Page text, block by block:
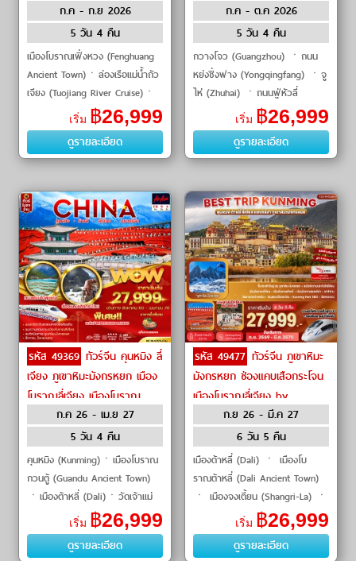
ก.ค - ก.ย 2026
5 วัน 4 คืน
เมืองโบราณเฟิ่งหวง (Fenghuang
Ancient Town)ㆍล่องเรือแม่น้ำถัว
เจียง (Tuojiang River Cruise)ㆍ
เทียนเหมินซาน (Tianmen
Mountain)ㆍภูเขาฮัลเลลูย่าห์ หุบเ
เริ่ม ฿26,999
ดูรายละเอียด
ก.ค - ต.ค 2026
5 วัน 4 คืน
กวางโจว (Guangzhou) ㆍถนน
หย่งชิ่งฟาง (Yongqingfang) ㆍจู
ไห่ (Zhuhai) ㆍถนนฟู่หัวลี่
(Fuhuali) ㆍChimelong Ocean
Kingdom ㆍChimelong
Spaceship ㆍโรงละครจูไห่
(Zhuhai Grand Theater) ㆍ
เริ่ม ฿26,999
ดูรายละเอียด
รหัส 49369 ทัวร์จีน คุนหมิง ลี่
เจียง ภูเขาหิมะมังกรหยก เมือง
โบราณลี่เจียง เมืองโบราณ
แชงกรีล่า หุบเขา by Air Asia
ก.ค 26 - เม.ย 27
5 วัน 4 คืน
คุนหมิง (Kunming)ㆍเมืองโบราณ
กวนตู้ (Guandu Ancient Town)
ㆍเมืองต้าหลี่ (Dali)ㆍวัดเจ้าแม่
กวนอิม (Guanyin Temple)ㆍ
เมืองโบราณต้าหลี่ (Dali Ancient
Town)ㆍเ�
เริ่ม ฿26,999
ดูรายละเอียด
รหัส 49477 ทัวร์จีน ภูเขาหิมะ
มังกรหยก ช่องแคบเสือกระโจน
เมืองโบราณลี่เจียง by
Kunming Airlines
ก.ย 26 - มี.ค 27
6 วัน 5 คืน
เมืองต้าหลี่ (Dali) ㆍ เมืองโบ
ราณต้าหลี่ (Dali Ancient Town)
ㆍ เมืองจงเตี้ยน (Shangri-La) ㆍ
เมืองโบราณแชงกรีล่า (Shangri-La
Old Town) ㆍ วัดลามะซงจ้�
เริ่ม ฿26,999
ดูรายละเอียด